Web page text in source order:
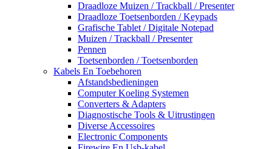
Draadloze Muizen / Trackball / Presenter
Draadloze Toetsenborden / Keypads
Grafische Tablet / Digitale Notepad
Muizen / Trackball / Presenter
Pennen
Toetsenborden / Toetsenborden
Kabels En Toebehoren
Afstandsbedieningen
Computer Koeling Systemen
Converters & Adapters
Diagnostische Tools & Uitrustingen
Diverse Accessoires
Electronic Components